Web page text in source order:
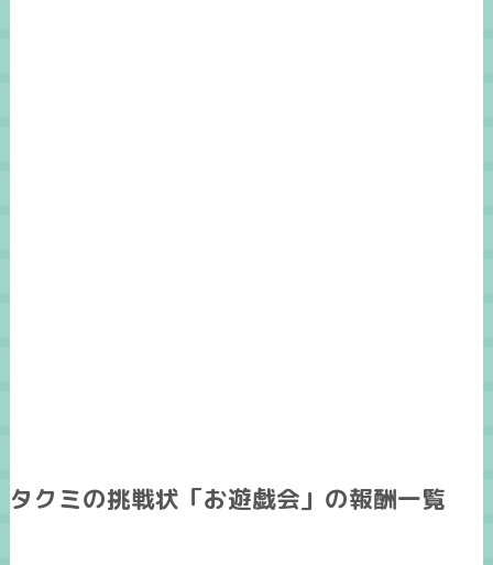
タクミの挑戦状「お遊戯会」の報酬一覧